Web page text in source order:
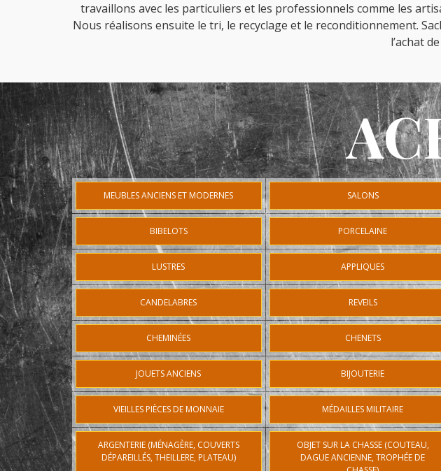
travaillons avec les particuliers et les professionnels comme les
Nous réalisons ensuite le tri, le recyclage et le reconditionnement.
l’achat
MEUBLES ANCIENS ET MODERNES SALONS
BIBELOTS PORCELAINE
LUSTRES APPLIQUES
CANDELABRES REVEILS
CHEMINÉES CHENETS
JOUETS ANCIENS BIJOUTERIE
VIEILLES PIÈCES DE MONNAIE MÉDAILLES MILITAIRE
ARGENTERIE (MÉNAGÈRE, COUVERTS
DÉPAREILLÉS, THEILLERE, PLATEAU)
OBJET SUR LA CHASSE (COUTEAU,
DAGUE ANCIENNE, TROPHÉE DE